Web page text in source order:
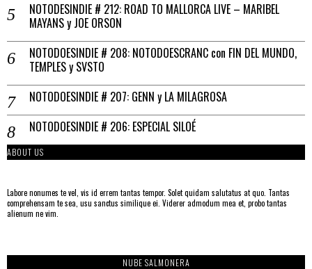
NOTODESINDIE # 212: ROAD TO MALLORCA LIVE – MARIBEL
MAYANS y JOE ORSON
NOTODOESINDIE # 208: NOTODOESCRANC con FIN DEL MUNDO,
TEMPLES y SVSTO
NOTODOESINDIE # 207: GENN y LA MILAGROSA
NOTODOESINDIE # 206: ESPECIAL SILOÉ
ABOUT US
Labore nonumes te vel, vis id errem tantas tempor. Solet quidam salutatus at quo. Tantas
comprehensam te sea, usu sanctus similique ei. Viderer admodum mea et, probo tantas
alienum ne vim.
NUBE SALMONERA